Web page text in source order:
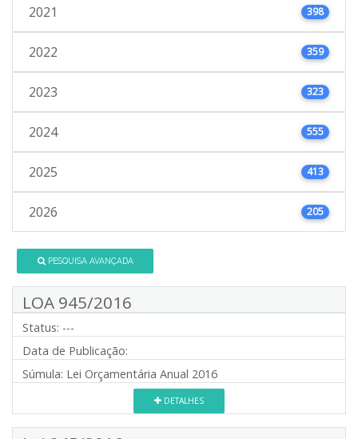
2021 398
2022 359
2023 323
2024 555
2025 413
2026 205
PESQUISA AVANÇADA
LOA 945/2016
Status: ---
Data de Publicação:
Súmula: Lei Orçamentária Anual 2016
DETALHES